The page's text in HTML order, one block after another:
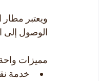
الوصول إلى
مميزات
خدمة